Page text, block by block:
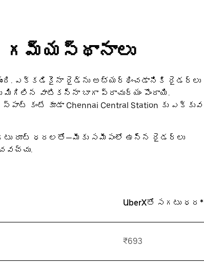
గమ్యస్థానాలు
ఎక్కడికైనా రైడ్‌‌ను అభ్యర్థించడానికి రైడర్‌‌లు
మిగిలిన వాటికన్నా బాగా ప్రాచుర్యం పొందాయి.
కంటే కూడా Chennai Central Station కు ఎక్కువ
రూట్ ధరలతో—మీకు సమీపంలో ఉన్న రైడర్‌లు
UberXతో సగటు ధర*
₹693